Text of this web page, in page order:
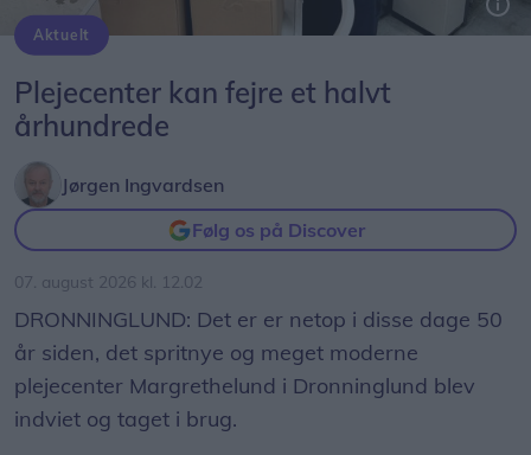
Aktuelt
Plejecenter kan fejre et halvt
århundrede
Jørgen Ingvardsen
Følg os på Discover
07. august 2026 kl. 12.02
DRONNINGLUND: Det er er netop i disse dage 50
år siden, det spritnye og meget moderne
plejecenter Margrethelund i Dronninglund blev
indviet og taget i brug.